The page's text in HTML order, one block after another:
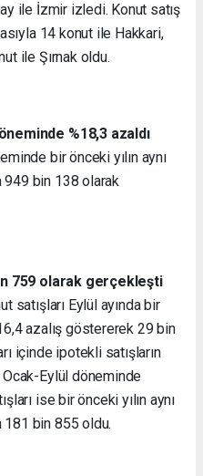
ile İzmir izledi. Konut satış
14 konut ile Hakkari,
ile Şırnak oldu.
%18,3 azaldı
bir önceki yılın aynı
949 bin 138 olarak
759 olarak gerçekleşti
satışları Eylül ayında bir
azalış göstererek 29 bin
içinde ipotekli satışların
Eylül döneminde
ise bir önceki yılın aynı
181 bin 855 oldu.